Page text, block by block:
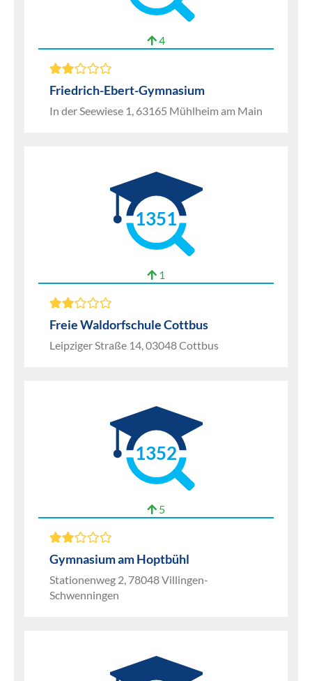
4
Friedrich-Ebert-Gymnasium
In der Seewiese 1, 63165 Mühlheim am Main
1351
1
Freie Waldorfschule Cottbus
Leipziger Straße 14, 03048 Cottbus
1352
5
Gymnasium am Hoptbühl
Stationenweg 2, 78048 Villingen-
Schwenningen